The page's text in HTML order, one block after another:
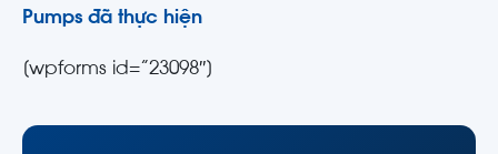
Pumps đã thực hiện
[wpforms id=”23098″]